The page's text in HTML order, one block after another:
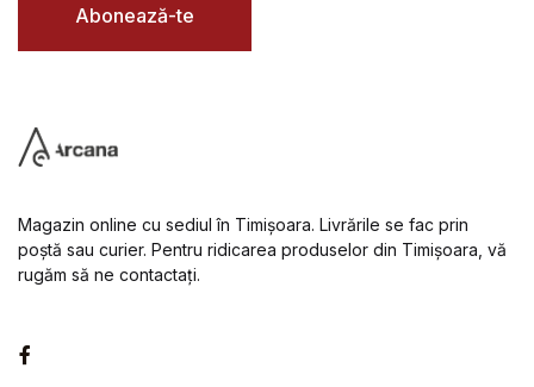
Abonează-te
Magazin online cu sediul în Timișoara. Livrările se fac prin
poștă sau curier. Pentru ridicarea produselor din Timișoara, vă
rugăm să ne contactați.